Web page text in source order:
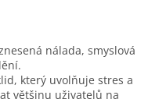
nálada, smyslová
který uvolňuje stres a
většinu uživatelů na